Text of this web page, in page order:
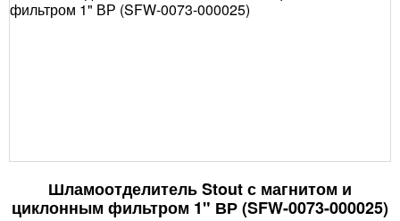
Шламоотделитель Stout с магнитом и
циклонным фильтром 1" ВР (SFW-0073-000025)